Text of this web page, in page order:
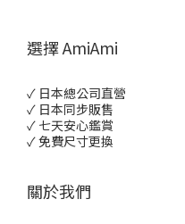
選擇 AmiAmi
✓ 日本總公司直營
✓ 日本同步販售
✓ 七天安心鑑賞
✓ 免費尺寸更換
關於我們